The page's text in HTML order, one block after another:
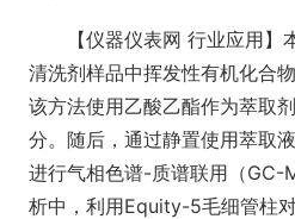
【仪器仪表网 行业应用】
清洗剂样品中挥发性有机化合
该方法使用乙酸乙酯作为萃取
分。随后，通过静置使用萃取
进行气相色谱-质谱联用（GC-
析中，利用Equity-5毛细管柱